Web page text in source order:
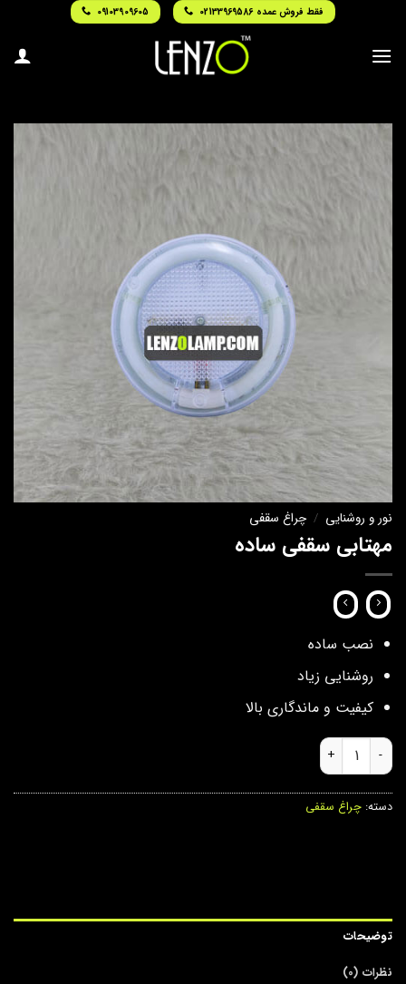
content
فقط فروش عمده 02133969586 09103909605
نور و روشنایی / چراغ سقفی
مهتابی سقفی ساده
نصب ساده
روشنایی زیاد
کیفیت و ماندگاری بالا
مهتابی سقفی ساده عدد
دسته: چراغ سقفی
توضیحات
نظرات (0)